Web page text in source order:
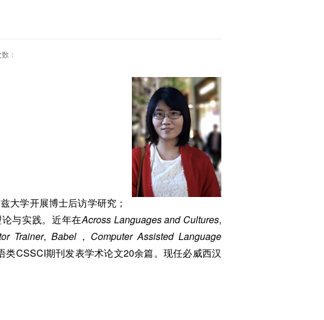
：
大学开展博士后访学研究；
与实践。近年在Across Languages and Cultures,
Trainer, Babel， Computer Assisted Language
CSSCI期刊发表学术论文20余篇。现任必威西汉